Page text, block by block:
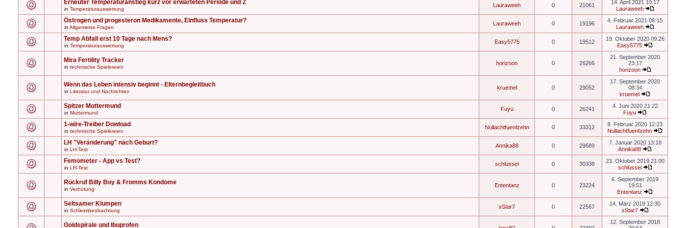
Erneuter Temperaturanstieg kurz vor erwarteten Periode und Z
in Temperaturauswertung
Lauraweeh 0 21061
14. April 2021 10:17
Lauraweeh
Östrogen und progesteron Medikamente, Einfluss Temperatur?
in Allgemeine Fragen
Lauraweeh 0 19196
4. Februar 2021 08:15
Lauraweeh
Temp Abfall erst 10 Tage nach Mens?
in Temperaturauswertung
Easy5775 0 19512
19. Oktober 2020 09:26
Easy5775
Mira Fertility Tracker
in technische Spielereien
horizoon 0 26266
21. September 2020
23:17
horizoon
Wenn das Leben intensiv beginnt - Elternbegleitbuch
in Literatur und Nachrichten
kruemel 0 29052
17. September 2020
08:34
kruemel
Spitzer Muttermund
in Muttermund
Fuyu 0 26241
4. Juni 2020 21:22
Fuyu
1-wire-Treiber Dowload
in technische Spielereien
Nullachtfuenfzehn 0 33312
8. Februar 2020 12:23
Nullachtfuenfzehn
LH "Veränderung" nach Geburt?
in LH-Test
Annika88 0 29689
7. Januar 2020 13:18
Annika88
Femometer - App vs Test?
in LH-Test
schlüssel 0 30338
23. Oktober 2019 21:00
schlüssel
Rückruf Billy Boy & Fromms Kondome
in Verhütung
Ententanz 0 23224
6. September 2019
19:51
Ententanz
Seltsamer Klumpen
in Schleimbeobachtung
xStar7 0 22567
14. März 2019 12:30
xStar7
Goldspirale und Ibuprofen
12. September 2018